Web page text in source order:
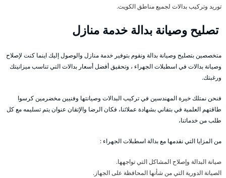
توريد وتركيب بدالات لجميع مناطق الكويت.
تصليح وصيانة بدالة خدمة منازل
متخصصين بتصليح وصيانة بدالة ونقوم بتوفير خدمة منازل والوصول إليك اينما كنت لإصلاح
وصيانة بدالات في اسطبلات الجهراء ، وتحقيق أفضل أسعار بدالات التي تناسب ميزانيتك
ورغبتك.
فنحن نمتلك خيرة المهندسين في تركيب البدالات وصيانتها وفنيين مخضرمين كرسوا
طاقتهم العلمية في بتفاني بشهادة عملائنا، فكان الرضا والإتقان عنوان يتم تسليمه مع كل
طلب من خدماتنا،
من المزايا التي نقدمها مع بدالة اسطبلات الجهراء :
صيانة البدالة وإصلاح المشاكل التي تواجهها.
الصيانة الدورية التي من شأنها المحافظة على الجهاز.